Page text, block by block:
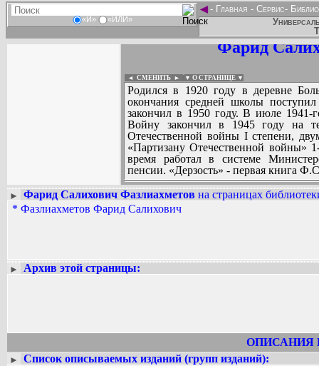
«И» «ИЛИ»
◄- Главная - Сервис-
Фарид
◄ СМЕНИТЬ ► ▼ О СТРАНИЦЕ ▼
Родился в 1920 году в деревне
окончания средней школы
закончил в 1950 году. В июле
Войну закончил в 1945 году на
Отечественной войны I степени,
«Партизану Отечественной войны»
время работал в системе
пенсии. «Дерзость» - первая книга
Вадим Ершов...
► Фарид Салихович Фазлиахметов на страницах
* Фазлиахметов Фарид Салихович
► Архив этой страницы:
ОПИСАНИЯ
► Список описываемых изданий (групп изданий):